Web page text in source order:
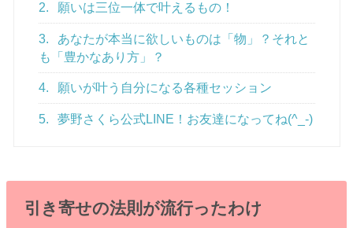
2. 願いは三位一体で叶えるもの！
3.
あなたが本当に欲しいものは「物」？それと
も「豊かなあり方」？
4. 願いが叶う自分になる各種セッション
5. 夢野さくら公式LINE！お友達になってね(^_-)
引き寄せの法則が流行ったわけ